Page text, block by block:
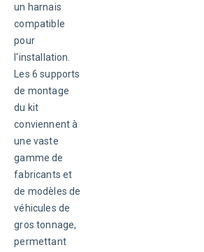
un harnais
compatible
pour
l'installation.
Les 6 supports
de montage
du kit
conviennent à
une vaste
gamme de
fabricants et
de modèles de
véhicules de
gros tonnage,
permettant